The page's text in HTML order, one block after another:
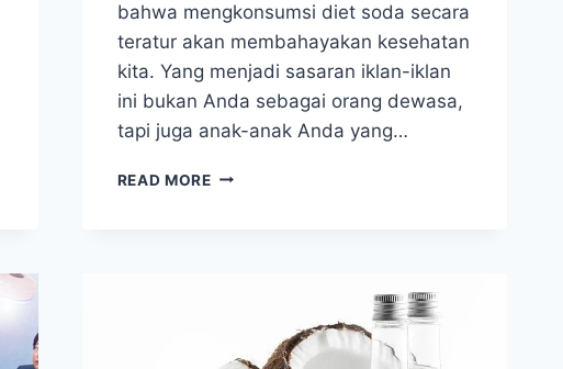
bahwa mengkonsumsi diet soda secara
teratur akan membahayakan kesehatan
kita. Yang menjadi sasaran iklan-iklan
ini bukan Anda sebagai orang dewasa,
tapi juga anak-anak Anda yang…
READ MOREAWAS,
REGULER!